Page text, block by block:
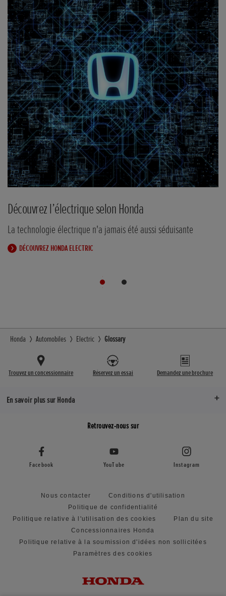
Honda e
En savoir plus sur notre toute nouvelle voiture électrique
EXPLOREZ LA HONDA E
Honda Automobiles Electric Glossary
Trouvez un concessionnaire Réservez un essai Demandez une brochure
En savoir plus sur Honda
Retrouvez-nous sur
Facebook YouTube Instagram
Nous contacter
Conditions d'utilisation
Politique de confidentialité
Politique relative à l'utilisation des cookies
Plan du site
Concessionnaires Honda
Politique relative à la soumission d'idées non sollicitées
Paramètres des cookies